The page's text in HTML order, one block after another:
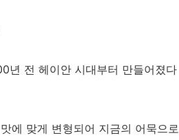
년 전 헤이안 시대부터 만들어졌다
에 맞게 변형되어 지금의 어묵으로